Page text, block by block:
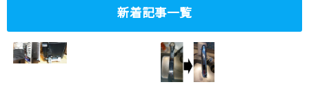
新着記事一覧